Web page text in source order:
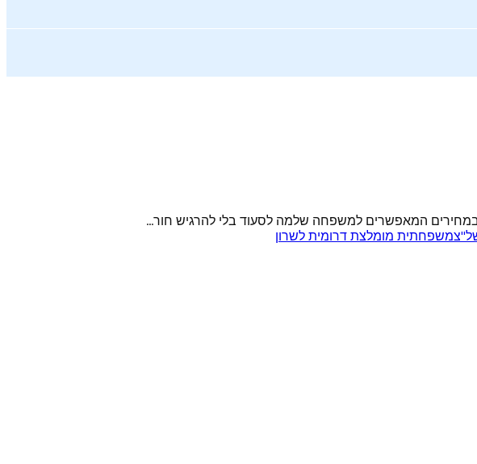
המאפשרים למשפחה שלמה לסעוד בלי להרגיש חור...
משפחתית מומלצת דרומית לשרון